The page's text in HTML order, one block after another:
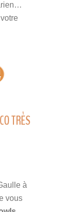
TRÈS
à
vous